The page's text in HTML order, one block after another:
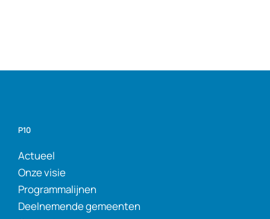
P10
Actueel
Onze visie
Programmalijnen
Deelnemende gemeenten